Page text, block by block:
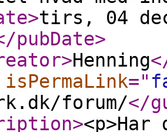
>tirs, 04
pubDate>
>Henning
isPermaLink="
forum/</
>